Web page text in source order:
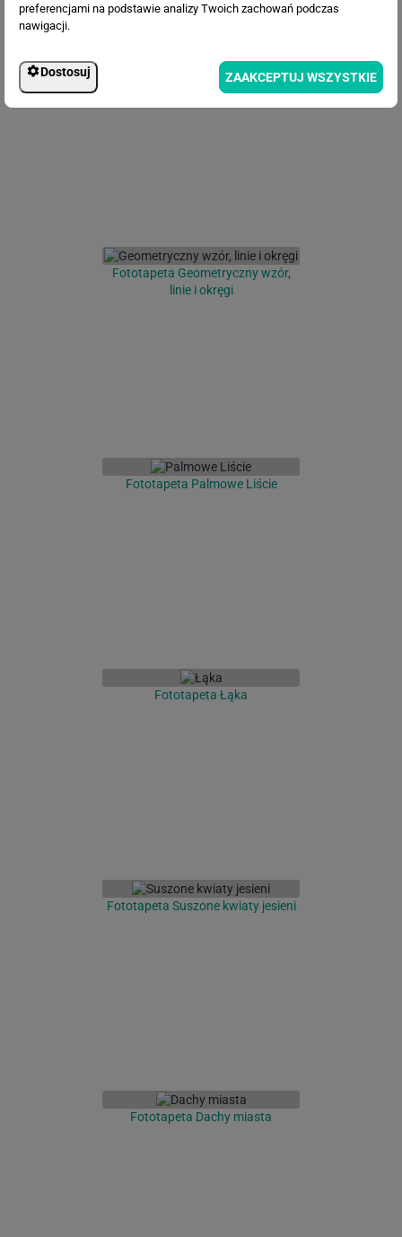
Fototapeta Abstrakcyjna sztuka
Fototapeta Geometryczny wzór,
linie i okręgi
Fototapeta Palmowe Liście
Fototapeta Łąka
Fototapeta Suszone kwiaty jesieni
Fototapeta Dachy miasta
preferencjami na podstawie analizy Twoich zachowań podczas
nawigacji.
Dostosuj ZAAKCEPTUJ WSZYSTKIE